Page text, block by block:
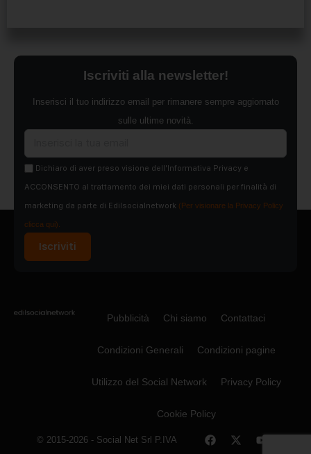
Iscriviti alla newsletter!
Inserisci il tuo indirizzo email per rimanere sempre aggiornato
sulle ultime novità.
Dichiaro di aver preso visione dell'Informativa Privacy e
ACCONSENTO al trattamento dei miei dati personali per finalità di
marketing da parte di Edilsocialnetwork (Per visionare la Privacy Policy
clicca qui).
Iscriviti
Pubblicità Chi siamo Contattaci
Condizioni Generali Condizioni pagine
Utilizzo del Social Network Privacy Policy
Cookie Policy
© 2015-2026 - Social Net Srl P.IVA